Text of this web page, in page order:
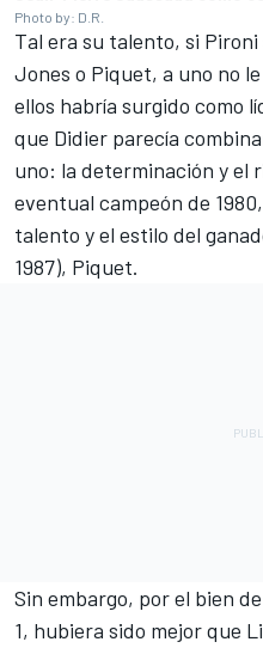
Photo by: D.R.
Tal era su talento, si
Jones o Piquet, a uno no
ellos habría surgido como
que Didier parecía
uno: la determinación y el
eventual campeón de
talento y el estilo del
1987), Piquet.
Sin embargo, por el bien
1, hubiera sido mejor que